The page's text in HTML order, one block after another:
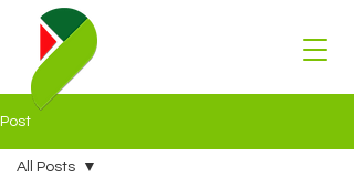
Post
All Posts